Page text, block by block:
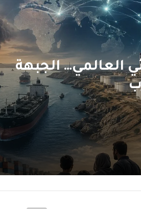
الجغرافيا
يُغيّرُ خط